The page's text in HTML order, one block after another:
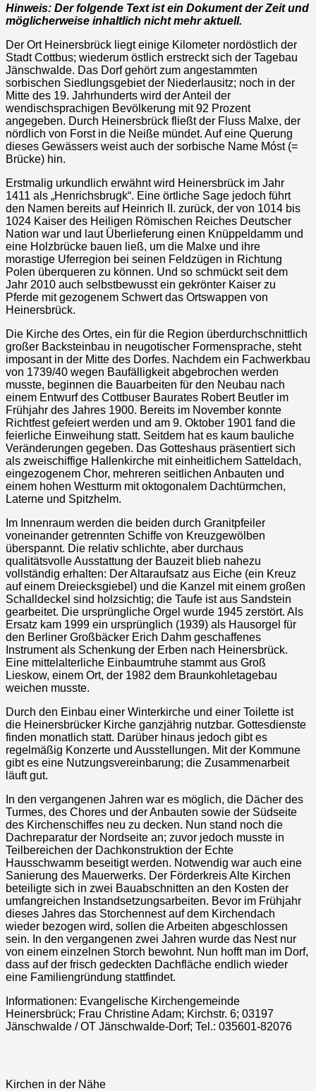
Hinweis: Der folgende Text ist ein Dokument der Zeit und
möglicherweise inhaltlich nicht mehr aktuell.
Der Ort Heinersbrück liegt einige Kilometer nordöstlich der
Stadt Cottbus; wiederum östlich erstreckt sich der Tagebau
Jänschwalde. Das Dorf gehört zum angestammten
sorbischen Siedlungsgebiet der Niederlausitz; noch in der
Mitte des 19. Jahrhunderts wird der Anteil der
wendischsprachigen Bevölkerung mit 92 Prozent
angegeben. Durch Heinersbrück fließt der Fluss Malxe, der
nördlich von Forst in die Neiße mündet. Auf eine Querung
dieses Gewässers weist auch der sorbische Name Móst (=
Brücke) hin.
Erstmalig urkundlich erwähnt wird Heinersbrück im Jahr
1411 als „Henrichsbrugk“. Eine örtliche Sage jedoch führt
den Namen bereits auf Heinrich II. zurück, der von 1014 bis
1024 Kaiser des Heiligen Römischen Reiches Deutscher
Nation war und laut Überlieferung einen Knüppeldamm und
eine Holzbrücke bauen ließ, um die Malxe und ihre
morastige Uferregion bei seinen Feldzügen in Richtung
Polen überqueren zu können. Und so schmückt seit dem
Jahr 2010 auch selbstbewusst ein gekrönter Kaiser zu
Pferde mit gezogenem Schwert das Ortswappen von
Heinersbrück.
Die Kirche des Ortes, ein für die Region überdurchschnittlich
großer Backsteinbau in neugotischer Formensprache, steht
imposant in der Mitte des Dorfes. Nachdem ein Fachwerkbau
von 1739/40 wegen Baufälligkeit abgebrochen werden
musste, beginnen die Bauarbeiten für den Neubau nach
einem Entwurf des Cottbuser Baurates Robert Beutler im
Frühjahr des Jahres 1900. Bereits im November konnte
Richtfest gefeiert werden und am 9. Oktober 1901 fand die
feierliche Einweihung statt. Seitdem hat es kaum bauliche
Veränderungen gegeben. Das Gotteshaus präsentiert sich
als zweischiffige Hallenkirche mit einheitlichem Satteldach,
eingezogenem Chor, mehreren seitlichen Anbauten und
einem hohen Westturm mit oktogonalem Dachtürmchen,
Laterne und Spitzhelm.
Im Innenraum werden die beiden durch Granitpfeiler
voneinander getrennten Schiffe von Kreuzgewölben
überspannt. Die relativ schlichte, aber durchaus
qualitätsvolle Ausstattung der Bauzeit blieb nahezu
vollständig erhalten: Der Altaraufsatz aus Eiche (ein Kreuz
auf einem Dreiecksgiebel) und die Kanzel mit einem großen
Schalldeckel sind holzsichtig; die Taufe ist aus Sandstein
gearbeitet. Die ursprüngliche Orgel wurde 1945 zerstört. Als
Ersatz kam 1999 ein ursprünglich (1939) als Hausorgel für
den Berliner Großbäcker Erich Dahm geschaffenes
Instrument als Schenkung der Erben nach Heinersbrück.
Eine mittelalterliche Einbaumtruhe stammt aus Groß
Lieskow, einem Ort, der 1982 dem Braunkohletagebau
weichen musste.
Durch den Einbau einer Winterkirche und einer Toilette ist
die Heinersbrücker Kirche ganzjährig nutzbar. Gottesdienste
finden monatlich statt. Darüber hinaus jedoch gibt es
regelmäßig Konzerte und Ausstellungen. Mit der Kommune
gibt es eine Nutzungsvereinbarung; die Zusammenarbeit
läuft gut.
In den vergangenen Jahren war es möglich, die Dächer des
Turmes, des Chores und der Anbauten sowie der Südseite
des Kirchenschiffes neu zu decken. Nun stand noch die
Dachreparatur der Nordseite an; zuvor jedoch musste in
Teilbereichen der Dachkonstruktion der Echte
Hausschwamm beseitigt werden. Notwendig war auch eine
Sanierung des Mauerwerks. Der Förderkreis Alte Kirchen
beteiligte sich in zwei Bauabschnitten an den Kosten der
umfangreichen Instandsetzungsarbeiten. Bevor im Frühjahr
dieses Jahres das Storchennest auf dem Kirchendach
wieder bezogen wird, sollen die Arbeiten abgeschlossen
sein. In den vergangenen zwei Jahren wurde das Nest nur
von einem einzelnen Storch bewohnt. Nun hofft man im Dorf,
dass auf der frisch gedeckten Dachfläche endlich wieder
eine Familiengründung stattfindet.
Informationen: Evangelische Kirchengemeinde
Heinersbrück; Frau Christine Adam; Kirchstr. 6; 03197
Jänschwalde / OT Jänschwalde-Dorf; Tel.: 035601-82076
Kirchen in der Nähe